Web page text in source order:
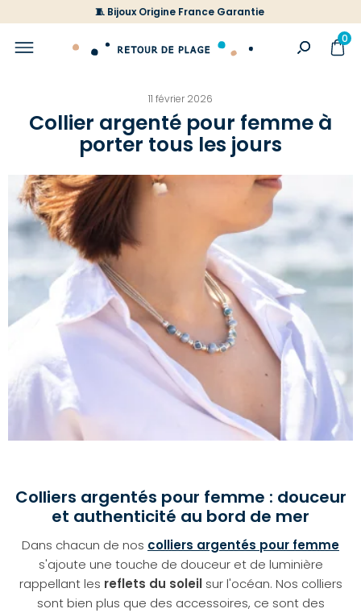
🧵 Bijoux Origine France Garantie
0
11 février 2026
Collier argenté pour femme à
porter tous les jours
Colliers argentés pour femme : douceur
et authenticité au bord de mer
Dans chacun de nos colliers argentés pour femme
s'ajoute une touche de douceur et de luminière
rappellant les reflets du soleilsur l'océan. Nos colliers
sont bien plus que des accessoires, ce sont des